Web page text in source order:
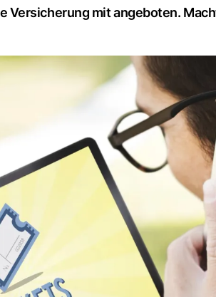
Versicherung mit angeboten.